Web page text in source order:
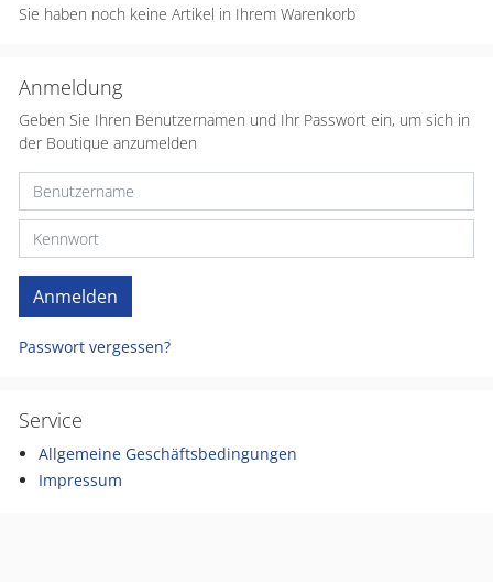
Sie haben noch keine Artikel in Ihrem Warenkorb
Anmeldung
Geben Sie Ihren Benutzernamen und Ihr Passwort ein, um sich in
der Boutique anzumelden
Passwort vergessen?
Service
Allgemeine Geschäftsbedingungen
Impressum